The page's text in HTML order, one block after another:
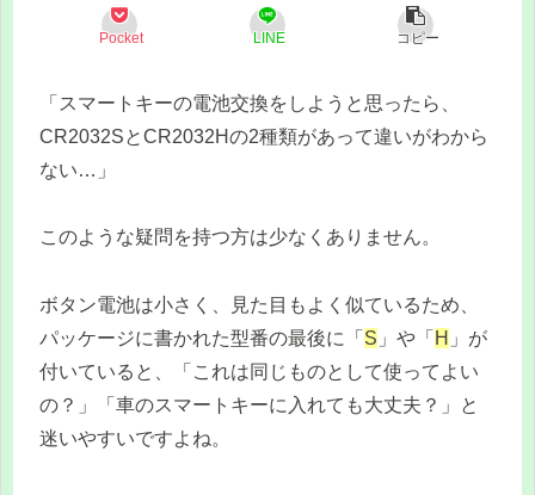
Pocket LINE コピー
「スマートキーの電池交換をしようと思ったら、
CR2032SとCR2032Hの2種類があって違いがわから
ない…」
このような疑問を持つ方は少なくありません。
ボタン電池は小さく、見た目もよく似ているため、
パッケージに書かれた型番の最後に「 S 」や「 H 」が
付いていると、「これは同じものとして使ってよい
の？」「車のスマートキーに入れても大丈夫？」と
迷いやすいですよね。